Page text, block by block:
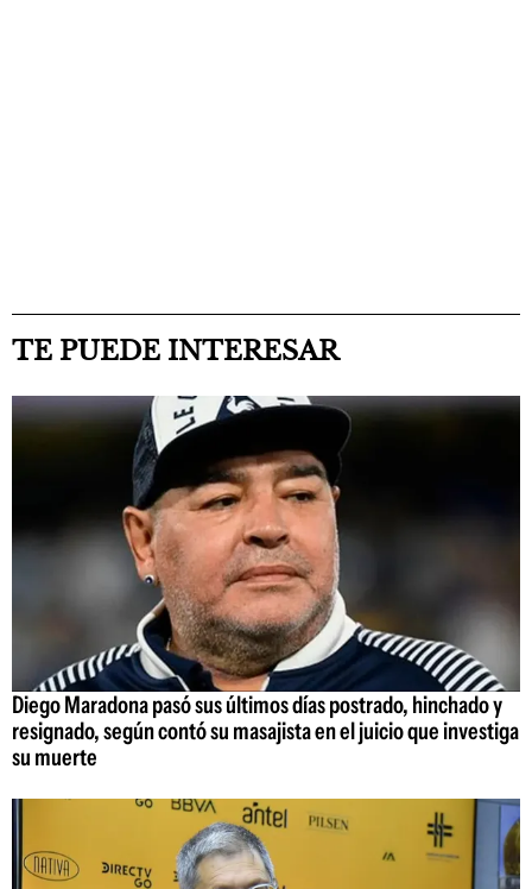
TE PUEDE INTERESAR
Diego Maradona pasó sus últimos días postrado, hinchado y
resignado, según contó su masajista en el juicio que investiga
su muerte